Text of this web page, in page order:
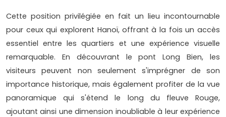
Cette position privilégiée en fait un lieu incontournable
pour ceux qui explorent Hanoï, offrant à la fois un accès
essentiel entre les quartiers et une expérience visuelle
remarquable. En découvrant le pont Long Bien, les
visiteurs peuvent non seulement s'imprégner de son
importance historique, mais également profiter de la vue
panoramique qui s'étend le long du fleuve Rouge,
ajoutant ainsi une dimension inoubliable à leur expérience